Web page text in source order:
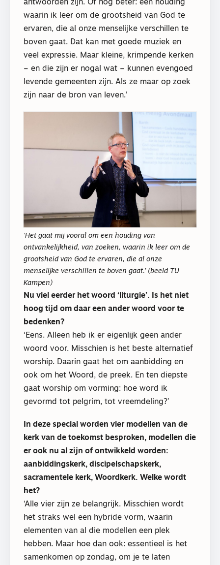
antwoorden zijn. Of nog beter: een houding
waarin ik leer om de grootsheid van God te
ervaren, die al onze menselijke verschillen te
boven gaat. Dat kan met goede muziek en
veel expressie. Maar kleine, krimpende kerken
– en die zijn er nogal wat – kunnen evengoed
levende gemeenten zijn. Als ze maar op zoek
zijn naar de bron van leven.’
‘Het gaat mij vooral om een houding van
ontvankelijkheid, van zoeken, waarin ik leer om de
grootsheid van God te ervaren, die al onze
menselijke verschillen te boven gaat.’ (beeld TU
Kampen)
Nu viel eerder het woord ‘liturgie’. Is het niet
hoog tijd om daar een ander woord voor te
bedenken?
‘Eens. Alleen heb ik er eigenlijk geen ander
woord voor. Misschien is het beste alternatief
worship. Daarin gaat het om aanbidding en
ook om het Woord, de preek. En ten diepste
gaat worship om vorming: hoe word ik
gevormd tot pelgrim, tot vreemdeling?’
In deze special worden vier modellen van de
kerk van de toekomst besproken, modellen die
er ook nu al zijn of ontwikkeld worden:
aanbiddingskerk, discipelschapskerk,
sacramentele kerk, Woordkerk. Welke wordt
het?
‘Alle vier zijn ze belangrijk. Misschien wordt
het straks wel een hybride vorm, waarin
elementen van al die modellen een plek
hebben. Maar hoe dan ook: essentieel is het
samenkomen op zondag, om je te laten